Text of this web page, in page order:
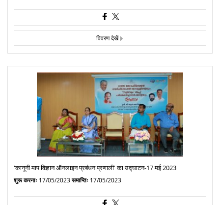
विवरण देखें
'कानूनी माप विज्ञान ऑनलाइन प्रबंधन प्रणाली' का उद्घाटन-17 मई 2023
शुरू करनाः 17/05/2023समाप्तिः 17/05/2023